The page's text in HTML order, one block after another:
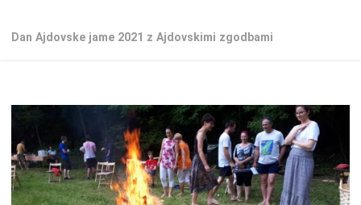
Dan Ajdovske jame 2021 z Ajdovskimi zgodbami